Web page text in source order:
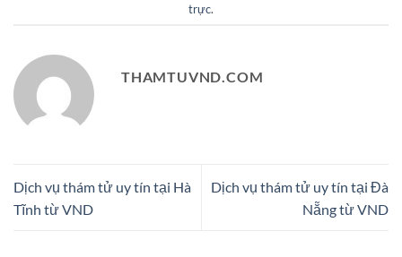
trực.
THAMTUVND.COM
Dịch vụ thám tử uy tín tại Hà
Tĩnh từ VND
Dịch vụ thám tử uy tín tại Đà
Nẵng từ VND